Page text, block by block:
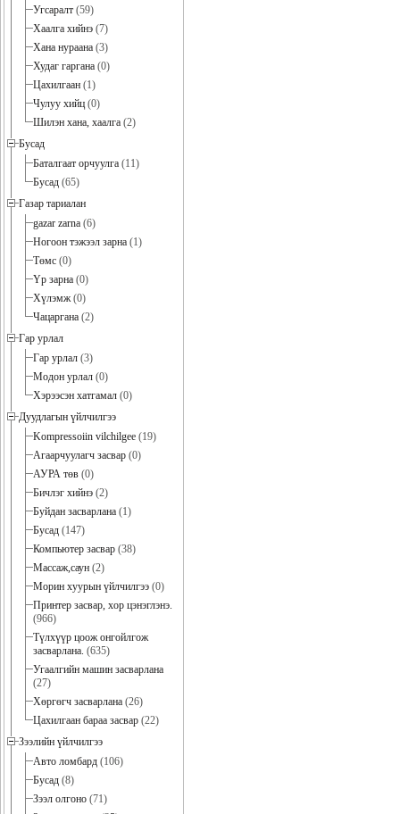
Угсаралт (59)
Хаалга хийнэ (7)
Хана нураана (3)
Худаг гаргана (0)
Цахилгаан (1)
Чулуу хийц (0)
Шилэн хана, хаалга (2)
Бусад
Баталгаат орчуулга (11)
Бусад (65)
Газар тариалан
gazar zarna (6)
Ногоон тэжээл зарна (1)
Төмс (0)
Үр зарна (0)
Хүлэмж(0)
Чацаргана (2)
Гар урлал
Гар урлал (3)
Модон урлал (0)
Хэрээсэн хатгамал (0)
Дуудлагын үйлчилгээ
Kompressoiin vilchilgee (19)
Агаарчуулагч засвар (0)
АУРА төв (0)
Бичлэг хийнэ (2)
Буйдан засварлана (1)
Бусад (147)
Компьютер засвар (38)
Массаж,саун (2)
Морин хуурын үйлчилгээ (0)
Принтер засвар, хор цэнэглэнэ.
(966)
Түлхүүр цоож онгойлгож
засварлана. (635)
Угаалгийн машин засварлана
(27)
Хөргөгч засварлана (26)
Цахилгаан бараа засвар (22)
Зээлийн үйлчилгээ
Авто ломбард (106)
Бусад (8)
Зээл олгоно (71)